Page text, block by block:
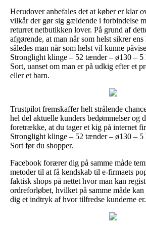
Herudover anbefales det at køber er klar
vilkår der gør sig gældende i forbindelse
returret netbutikken lover. På grund af
afgørende, at man når som helst sikrer
således man når som helst vil kunne
Stronglight klinge – 52 tænder – ø130 –
Sort, uanset om man er på udkig efter et
eller et barn.
Trustpilot fremskaffer helt strålende
hel del aktuelle kunders bedømmelser og
foretrække, at du tager et kig på internet
Stronglight klinge – 52 tænder – ø130 –
Sort før du shopper.
Facebook forærer dig på samme måde
metoder til at få kendskab til e-firmaets
faktisk shops på nettet hvor man kan
ordreforløbet, hvilket på samme måde
dig et indtryk af hvor tilfredse kunderne er.